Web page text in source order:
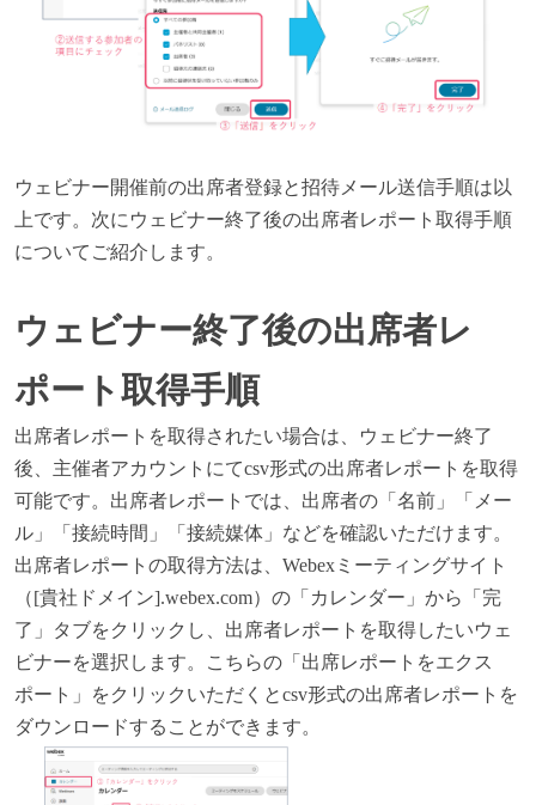
ウェビナー開催前の出席者登録と招待メール送信手順は以
上です。次にウェビナー終了後の出席者レポート取得手順
についてご紹介します。
ウェビナー終了後の出席者レ
ポート取得手順
出席者レポートを取得されたい場合は、ウェビナー終了
後、主催者アカウントにてcsv形式の出席者レポートを取得
可能です。出席者レポートでは、出席者の「名前」「メー
ル」「接続時間」「接続媒体」などを確認いただけます。
出席者レポートの取得方法は、Webexミーティングサイト
（[貴社ドメイン].webex.com）の「カレンダー」から「完
了」タブをクリックし、出席者レポートを取得したいウェ
ビナーを選択します。こちらの「出席レポートをエクス
ポート」をクリックいただくとcsv形式の出席者レポートを
ダウンロードすることができます。